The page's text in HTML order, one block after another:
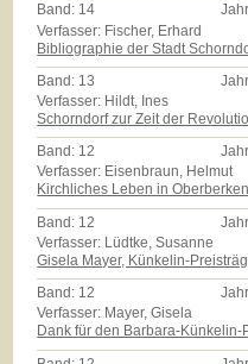
Band: 14
Verfasser: Fischer, Erhard
Bibliographie der Stadt
Band: 13
Verfasser: Hildt, Ines
Schorndorf zur Zeit der
Band: 12
Verfasser: Eisenbraun, Helmut
Kirchliches Leben in
Band: 12
Verfasser: Lüdtke, Susanne
Gisela Mayer, Künkelin-
Band: 12
Verfasser: Mayer, Gisela
Dank für den Barbara-Künkelin-